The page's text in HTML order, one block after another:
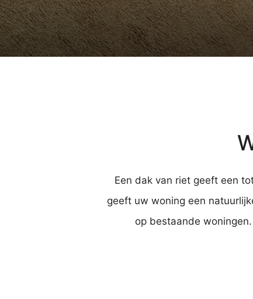
Een dak van riet geeft een
geeft uw woning een
op bestaande